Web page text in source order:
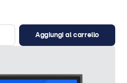
Aggiungi al carrello